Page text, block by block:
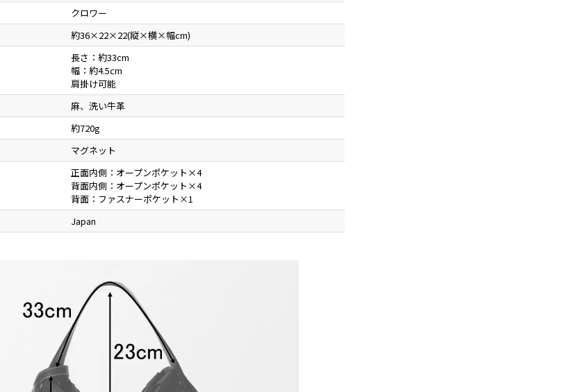
クロワー
約36×22×22(縦×横×幅cm)
長さ：約33cm
幅：約4.5cm
肩掛け可能
麻、洗い牛革
約720g
マグネット
正面内側：オープンポケット×4
背面内側：オープンポケット×4
背面：ファスナーポケット×1
Japan